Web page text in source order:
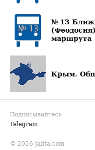
№ 13
маршрута
Крым.
Подписывайтесь
Telegram
© 2026 jalita.com